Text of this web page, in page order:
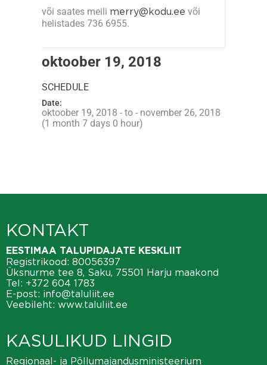
või saates meili merry@kodu.ee või
helistades 736 6955.
oktoober 19, 2018
SCHEDULE
Date:
oktoober 19, 2018 - to - november 26, 2018
(1 month 7 days 0 hour)
KONTAKT
EESTIMAA TALUPIDAJATE KESKLIIT
Registrikood: 80056397
Üksnurme tee 8, Saku, 75501 Harju maakond
Tel: +372 604 1783
E-post: info@taluliit.ee
Veebileht: www.taluliit.ee
KASULIKUD LINGID
Regionaal- ja Põllumajandusministeerium